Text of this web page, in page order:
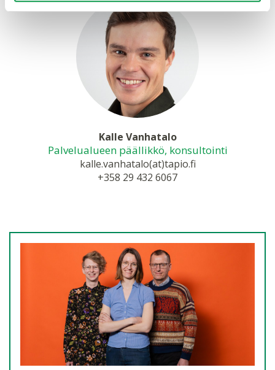
Kalle Vanhatalo
Palvelualueen päällikkö, konsultointi
kalle.vanhatalo(at)tapio.fi
+358 29 432 6067